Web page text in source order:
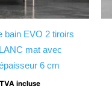
bain EVO 2 tiroirs
mat avec
6 cm
incluse
sur